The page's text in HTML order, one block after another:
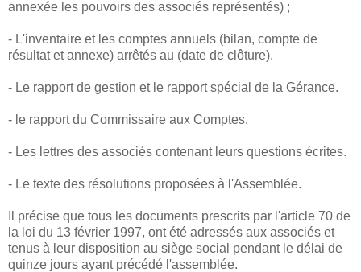
annexée les pouvoirs des associés représentés) ;
- L'inventaire et les comptes annuels (bilan, compte de
résultat et annexe) arrêtés au (date de clôture).
- Le rapport de gestion et le rapport spécial de la Gérance.
- le rapport du Commissaire aux Comptes.
- Les lettres des associés contenant leurs questions écrites.
- Le texte des résolutions proposées à l'Assemblée.
Il précise que tous les documents prescrits par l'article 70 de
la loi du 13 février 1997, ont été adressés aux associés et
tenus à leur disposition au siège social pendant le délai de
quinze jours ayant précédé l'assemblée.